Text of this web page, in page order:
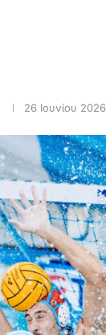
26 Ιουνίου 2026